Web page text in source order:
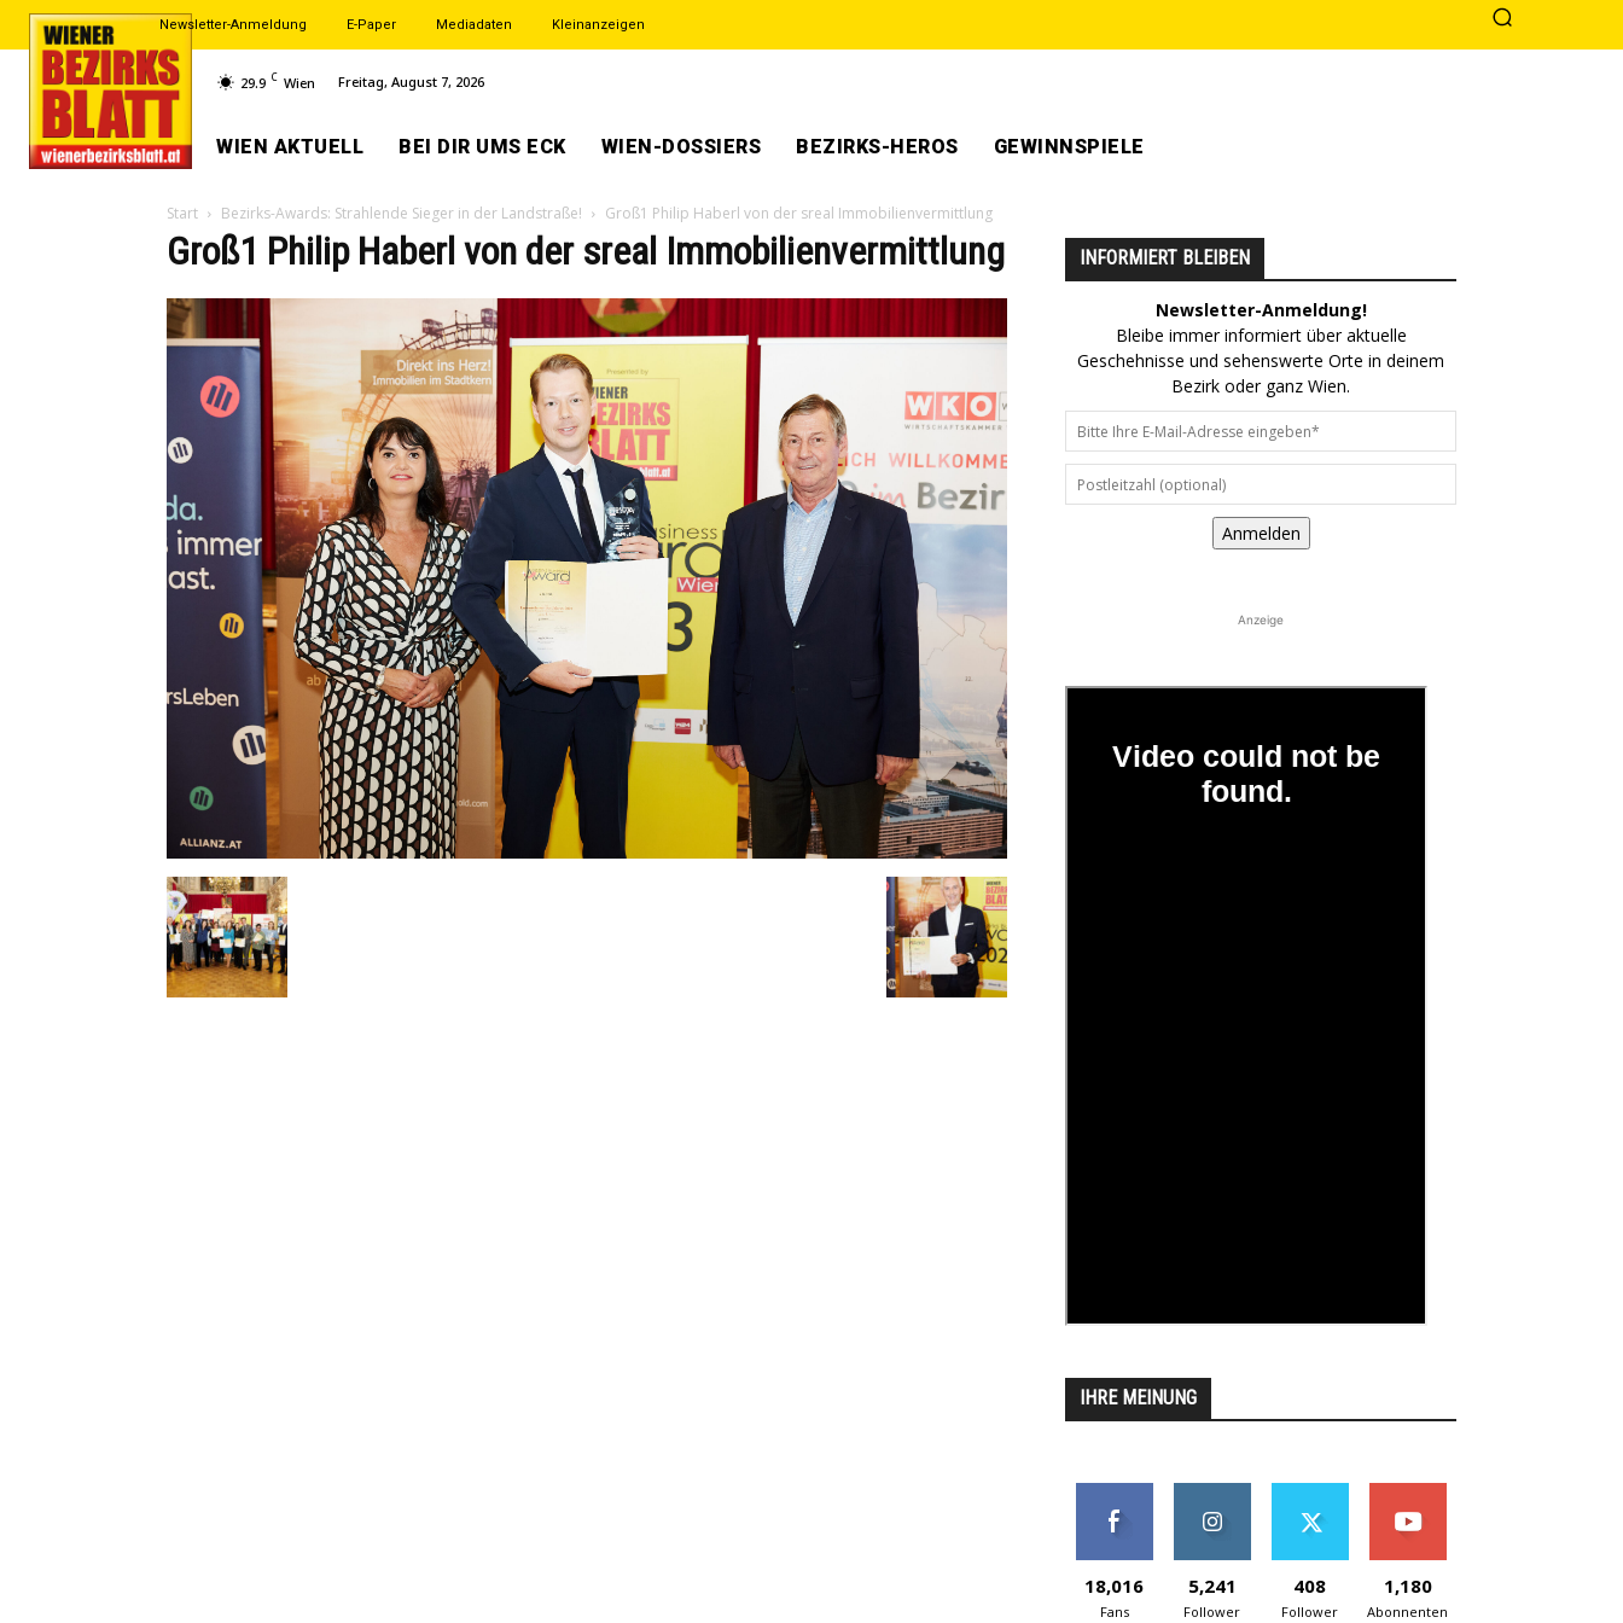
Newsletter-Anmeldung E-Paper Mediadaten Kleinanzeigen
29.9 C Wien Freitag, August 7, 2026
WIEN AKTUELL BEI DIR UMS ECK WIEN-DOSSIERS BEZIRKS-HEROS GEWINNSPIELE
Start Bezirks-Awards: Strahlende Sieger in der Landstraße! Groß1 Philip Haberl von der sreal Immobilienvermittlung
Groß1 Philip Haberl von der sreal Immobilienvermittlung INFORMIERT BLEIBEN
Newsletter-Anmeldung!
Bleibe immer informiert über aktuelle
Geschehnisse und sehenswerte Orte in deinem
Bezirk oder ganz Wien.
Anmelden
Anzeige
IHRE MEINUNG
18,016
Fans
5,241
Follower
408
Follower
1,180
Abonnenten